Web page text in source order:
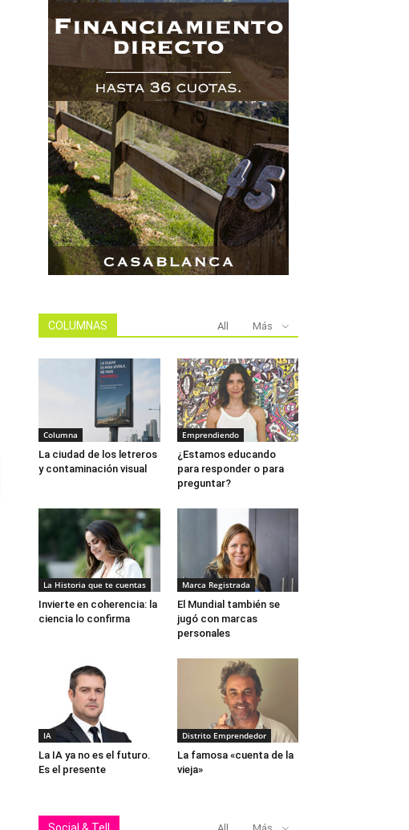
COLUMNAS All Más
Columna
La ciudad de los letreros
y contaminación visual
Emprendiendo
¿Estamos educando
para responder o para
preguntar?
La Historia que te cuentas
Invierte en coherencia: la
ciencia lo confirma
Marca Registrada
El Mundial también se
jugó con marcas
personales
IA
La IA ya no es el futuro.
Es el presente
Distrito Emprendedor
La famosa «cuenta de la
vieja»
Social & Tell